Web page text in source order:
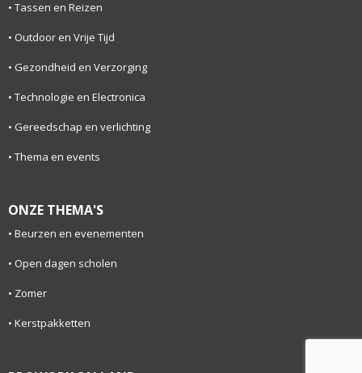
Tassen en Reizen
Outdoor en Vrije Tijd
Gezondheid en Verzorging
Technologie en Electronica
Gereedschap en verlichting
Thema en events
ONZE THEMA'S
Beurzen en evenementen
Open dagen scholen
Zomer
Kerstpakketten